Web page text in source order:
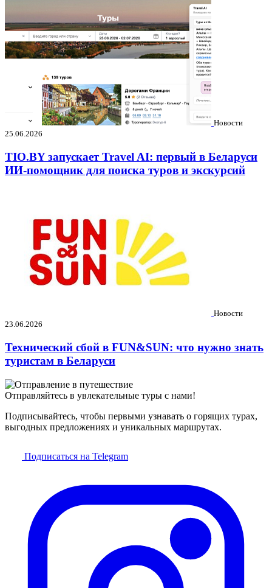
Новости
25.06.2026
TIO.BY запускает Travel AI: первый в Беларуси
ИИ-помощник для поиска туров и экскурсий
Новости
23.06.2026
Технический сбой в FUN&SUN: что нужно знать
туристам в Беларуси
Отправляйтесь в увлекательные туры с нами!
Подписывайтесь, чтобы первыми узнавать о горящих турах,
выгодных предложениях и уникальных маршрутах.
Подписаться на Telegram